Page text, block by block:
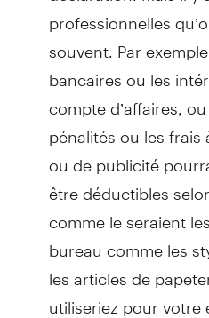
professionnelles
souvent. Par
bancaires ou les
compte d’affaires,
pénalités ou les frais
ou de publicité
être déductibles
comme le seraient
bureau comme les
les articles de
utiliseriez pour votre